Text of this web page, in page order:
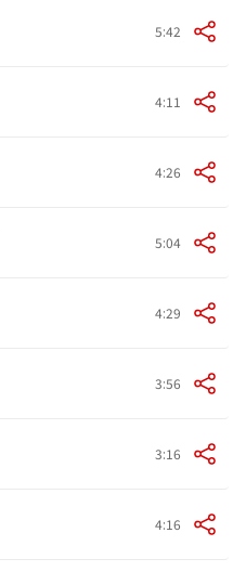
5:42
4:11
4:26
5:04
4:29
3:56
3:16
4:16